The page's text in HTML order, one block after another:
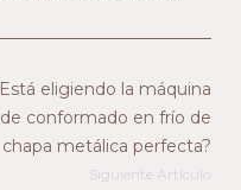
Está eligiendo la máquina
de conformado en frío de
chapa metálica perfecta?
Siguiente Artículo